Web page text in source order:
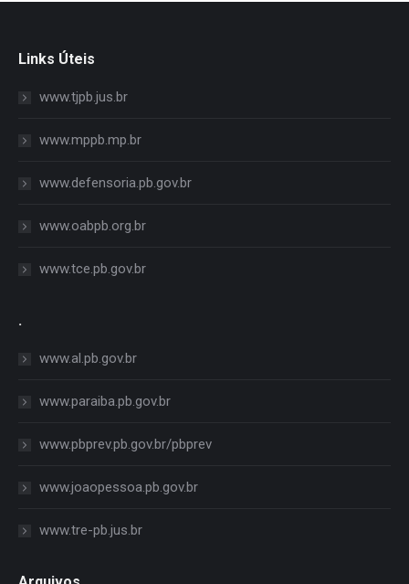
Links Úteis
www.tjpb.jus.br
www.mppb.mp.br
www.defensoria.pb.gov.br
www.oabpb.org.br
www.tce.pb.gov.br
.
www.al.pb.gov.br
www.paraiba.pb.gov.br
www.pbprev.pb.gov.br/pbprev
www.joaopessoa.pb.gov.br
www.tre-pb.jus.br